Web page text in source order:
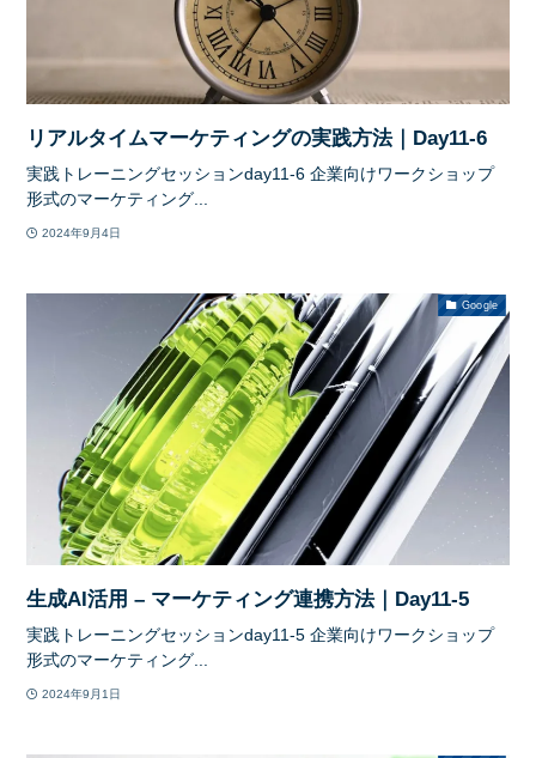
リアルタイムマーケティングの実践方法｜Day11-6
実践トレーニングセッションday11-6 企業向けワークショップ
形式のマーケティング...
2024年9月4日
Google
生成AI活用 – マーケティング連携方法｜Day11-5
実践トレーニングセッションday11-5 企業向けワークショップ
形式のマーケティング...
2024年9月1日